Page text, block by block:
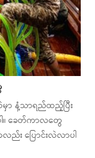
ာ နံ့သာရည်ထည့်ပြီး
ါ။ ခေတ်ကာလတွေ
ည်း ပြောင်းလဲလာပါ